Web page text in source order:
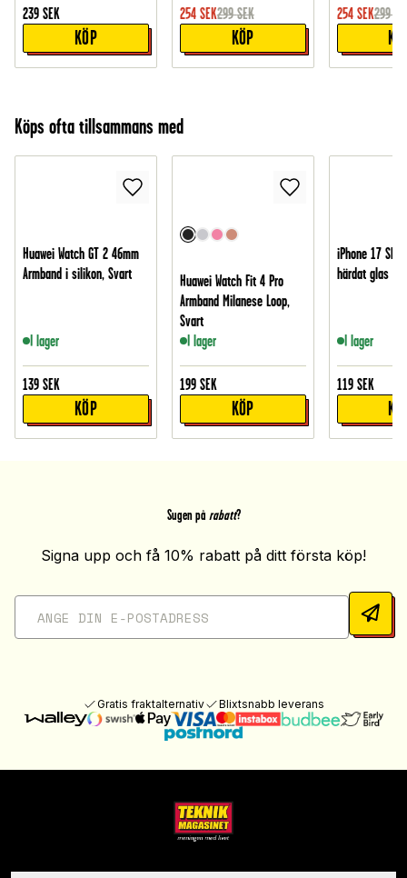
239 SEK
KÖP
254 SEK299 SEK
KÖP
254 SEK299
Köps ofta tillsammans med
Huawei Watch GT 2 46mm
Armband i silikon, Svart
I lager
139 SEK
KÖP
Huawei Watch Fit 4 Pro
Armband Milanese Loop,
Svart
I lager
199 SEK
KÖP
iPhone 17
härdat glas
I lager
119 SEK
Sugen på rabatt?
Signa upp och få 10% rabatt på ditt första köp!
Gratis fraktalternativ Blixtsnabb leverans